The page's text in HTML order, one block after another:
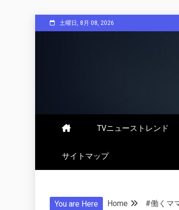
to
土曜日, 8月 08, 2026
TVニューストレンド
サイトマップ
You are Here Home #働くマ